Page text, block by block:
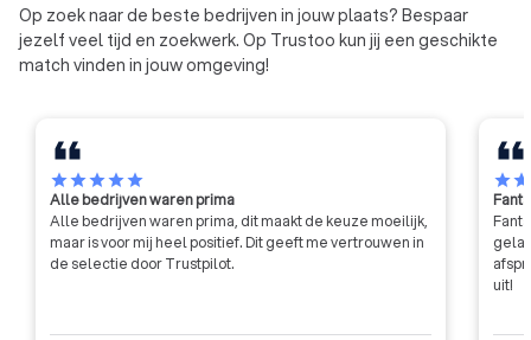
bestelauto's zijn vanwege hun
laadvermogen in veel gevallen
vergunningplichtig.
Op zoek naar de beste bedrijven in jouw plaats? Bespaar
jezelf veel tijd en zoekwerk. Op Trustoo kun jij een geschikte
match vinden in jouw omgeving!
starstarstarstarstar
Alle bedrijven waren prima
Alle bedrijven waren prima, dit maakt de keuze moeilijk,
maar is voor mij heel positief. Dit geeft me vertrouwen in
de selectie door Trustpilot.
starstar
uit!